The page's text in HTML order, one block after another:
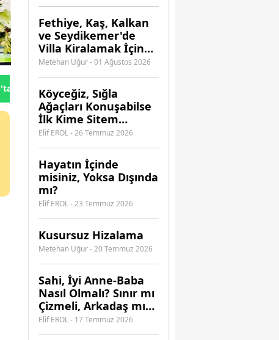
Gönder
Fethiye, Kaş, Kalkan
ve Seydikemer'de
Villa Kiralamak İçin
Hangi Acenteye
Güvenebilirsiniz?
Metehan Uğur - 01 Ağustos 2026
Köyceğiz, Sığla
Ağaçları Konuşabilse
İlk Kime Sitem
Ederdi?
Elif EROL - 26 Temmuz 2026
Hayatın İçinde
misiniz, Yoksa Dışında
mı?
Elif EROL - 23 Temmuz 2026
Kusursuz Hizalama
Metehan Uğur - 20 Temmuz 2026
​Sahi, İyi Anne-Baba
Nasıl Olmalı? Sınır mı
Çizmeli, Arkadaş mı
Olmalı?
Elif EROL - 17 Temmuz 2026